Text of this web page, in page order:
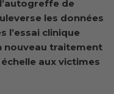
de
les données
l’essai clinique
nouveau traitement
aux victimes